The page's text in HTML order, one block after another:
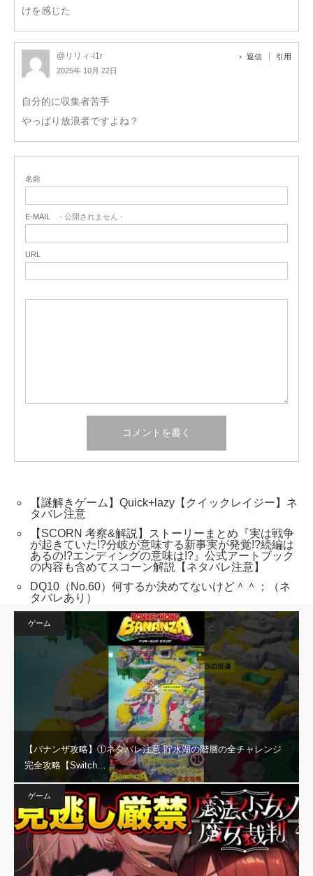
けを感じた
@リリィ-l1r
2025年 10月 22日
返信 引用
自分的に収集者苦手
やっぱり放浪者ですよね？
名前
E-MAIL - 公開されません -
URL
【謎解きゲーム】Quick+lazy【クイックレイジー】ネ
タバレ注意
【SCORN 考察&解説】ストーリーまとめ『実は戦争
が起きていた!?分岐が意味する新事実が発覚!?続編は
あるの!?エンディングの意味は!?』公式アートブック
の内容も含めてスコーン解説【ネタバレ注意】
DQ10（No.60）何するか決めてないけど＾＾；（ネ
タバレあり）
ゲーム
【バナンザ攻略】①ネタバレ注意 貯水湖の階層の全チャレンジ
完全攻略【Switch…
ゲーム